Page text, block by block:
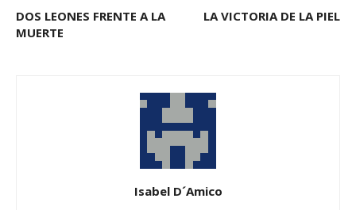
DOS LEONES FRENTE A LA
MUERTE
LA VICTORIA DE LA PIEL
Isabel D´Amico